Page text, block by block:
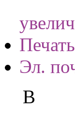
Печать
Эл.
В